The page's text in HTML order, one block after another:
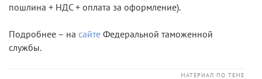
пошлина + НДС + оплата за оформление).
Подробнее – на сайте Федеральной таможенной
службы.
МАТЕРИАЛ ПО ТЕМЕ